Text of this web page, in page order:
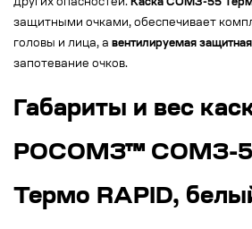
других опасностей. Каска СОМЗ-55
защитными очками, обеспечивает
головы и лица, а вентилируемая
запотевание очков.
Габариты и вес
РОСОМЗ™ СОМЗ-
Термо RAPID,